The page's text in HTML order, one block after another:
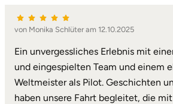
von Monika Schlüter am 12.10.2025
Ein unvergessliches Erlebnis mit
und eingespielten Team und einem
Weltmeister als Pilot. Geschichten
haben unsere Fahrt begleitet, die
Leipzig
Leutkirch